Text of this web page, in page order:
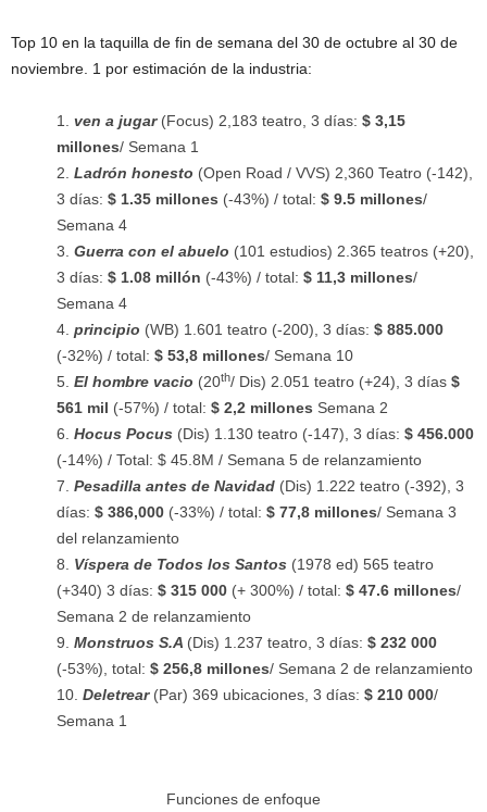
Top 10 en la taquilla de fin de semana del 30 de octubre al 30 de
noviembre. 1 por estimación de la industria:
ven a jugar (Focus) 2,183 teatro, 3 días: $ 3,15
millones/ Semana 1
Ladrón honesto (Open Road / VVS) 2,360 Teatro (-142),
3 días: $ 1.35 millones (-43%) / total: $ 9.5 millones/
Semana 4
Guerra con el abuelo (101 estudios) 2.365 teatros (+20),
3 días: $ 1.08 millón (-43%) / total: $ 11,3 millones/
Semana 4
principio (WB) 1.601 teatro (-200), 3 días: $ 885.000
(-32%) / total: $ 53,8 millones/ Semana 10
El hombre vacio (20th/ Dis) 2.051 teatro (+24), 3 días $
561 mil (-57%) / total: $ 2,2 millones Semana 2
Hocus Pocus (Dis) 1.130 teatro (-147), 3 días: $ 456.000
(-14%) / Total: $ 45.8M / Semana 5 de relanzamiento
Pesadilla antes de Navidad (Dis) 1.222 teatro (-392), 3
días: $ 386,000 (-33%) / total: $ 77,8 millones/ Semana 3
del relanzamiento
Víspera de Todos los Santos (1978 ed) 565 teatro
(+340) 3 días: $ 315 000 (+ 300%) / total: $ 47.6 millones/
Semana 2 de relanzamiento
Monstruos S.A (Dis) 1.237 teatro, 3 días: $ 232 000
(-53%), total: $ 256,8 millones/ Semana 2 de relanzamiento
Deletrear (Par) 369 ubicaciones, 3 días: $ 210 000/
Semana 1
Funciones de enfoque